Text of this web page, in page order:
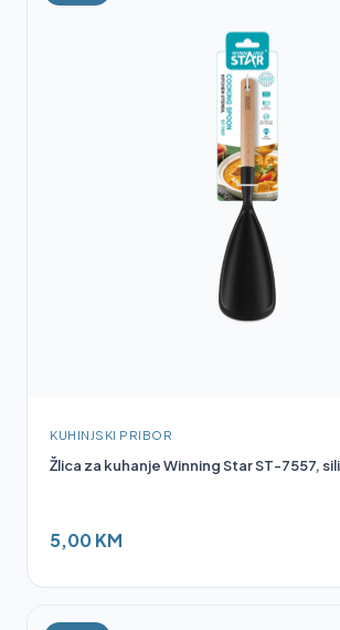
KUHINJSKI PRIBOR
Žlica za kuhanje Winning Star ST-7557,
5,00 KM